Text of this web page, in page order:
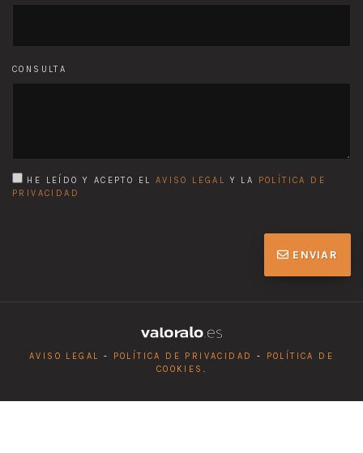
CONSULTA
HE LEÍDO Y ACEPTO EL AVISO LEGAL Y LA
POLÍTICA DE
PRIVACIDAD
ENVIAR
AVISO LEGAL - POLÍTICA DE PRIVACIDAD -
POLÍTICA DE
COOKIES .